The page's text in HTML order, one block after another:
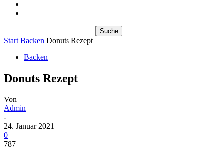
Start Backen Donuts Rezept
Backen
Donuts Rezept
Von
Admin
-
24. Januar 2021
0
787